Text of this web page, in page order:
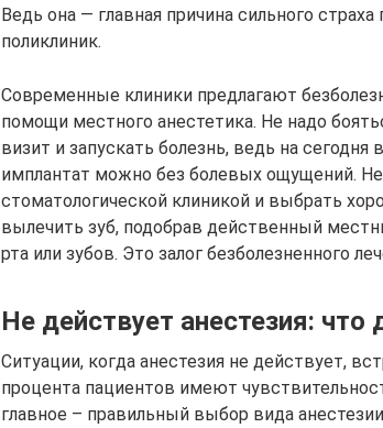
Ведь она — главная причина сильного
поликлиник.
Современные клиники предлагают
помощи местного анестетика. Не надо
визит и запускать болезнь, ведь на сегодня
имплантат можно без болевых ощущений.
стоматологической клиникой и выбрать
вылечить зуб, подобрав действенный
рта или зубов. Это залог безболезненного
Не действует анестезия: что
Ситуации, когда анестезия не действует,
процента пациентов имеют
главное – правильный выбор вида